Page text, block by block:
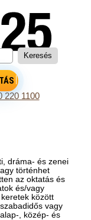
220 1100
dráma- és zenei
történhet
az oktatás és
és/vagy
között
vagy
, közép- és